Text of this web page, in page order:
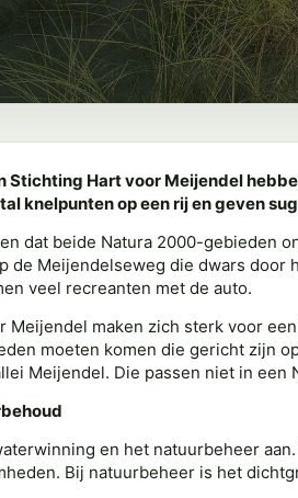
Stichting Hart voor Meijendel
knelpunten op een rij en geven
dat beide Natura 2000-gebieden
de Meijendelseweg die dwars
veel recreanten met de auto.
Meijendel maken zich sterk voor
moeten komen die gericht zijn
Meijendel. Die passen niet in
en het natuurbeheer
Bij natuurbeheer is het